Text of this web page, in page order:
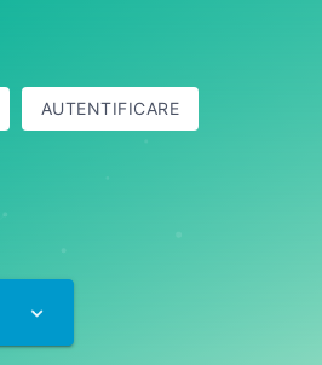
AUTENTIFICARE